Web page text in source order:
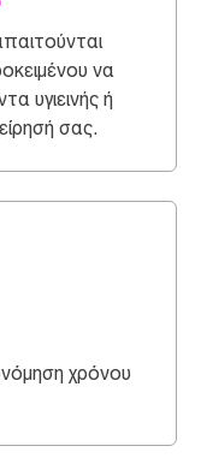
να
υγιεινής ή
σας.
χρόνου